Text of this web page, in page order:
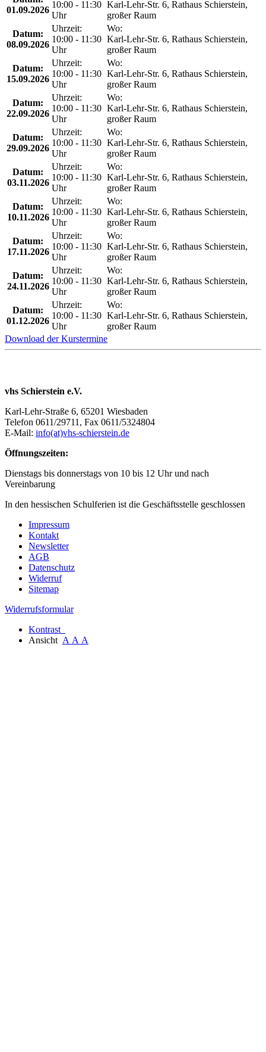
01.09.2026
10:00 - 11:30
Uhr
Karl-Lehr-Str. 6, Rathaus Schierstein,
großer Raum
Datum:
08.09.2026
Uhrzeit:
10:00 - 11:30
Uhr
Wo:
Karl-Lehr-Str. 6, Rathaus Schierstein,
großer Raum
Datum:
15.09.2026
Uhrzeit:
10:00 - 11:30
Uhr
Wo:
Karl-Lehr-Str. 6, Rathaus Schierstein,
großer Raum
Datum:
22.09.2026
Uhrzeit:
10:00 - 11:30
Uhr
Wo:
Karl-Lehr-Str. 6, Rathaus Schierstein,
großer Raum
Datum:
29.09.2026
Uhrzeit:
10:00 - 11:30
Uhr
Wo:
Karl-Lehr-Str. 6, Rathaus Schierstein,
großer Raum
Datum:
03.11.2026
Uhrzeit:
10:00 - 11:30
Uhr
Wo:
Karl-Lehr-Str. 6, Rathaus Schierstein,
großer Raum
Datum:
10.11.2026
Uhrzeit:
10:00 - 11:30
Uhr
Wo:
Karl-Lehr-Str. 6, Rathaus Schierstein,
großer Raum
Datum:
17.11.2026
Uhrzeit:
10:00 - 11:30
Uhr
Wo:
Karl-Lehr-Str. 6, Rathaus Schierstein,
großer Raum
Datum:
24.11.2026
Uhrzeit:
10:00 - 11:30
Uhr
Wo:
Karl-Lehr-Str. 6, Rathaus Schierstein,
großer Raum
Datum:
01.12.2026
Uhrzeit:
10:00 - 11:30
Uhr
Wo:
Karl-Lehr-Str. 6, Rathaus Schierstein,
großer Raum
Download der Kurstermine
vhs Schierstein e.V.
Karl-Lehr-Straße 6, 65201 Wiesbaden
Telefon 0611/29711, Fax 0611/5324804
E-Mail: info(at)vhs-schierstein.de
Öffnungszeiten:
Dienstags bis donnerstags von 10 bis 12 Uhr und nach
Vereinbarung
In den hessischen Schulferien ist die Geschäftsstelle geschlossen
Impressum
Kontakt
Newsletter
AGB
Datenschutz
Widerruf
Sitemap
Widerrufsformular
Kontrast
Ansicht A A A